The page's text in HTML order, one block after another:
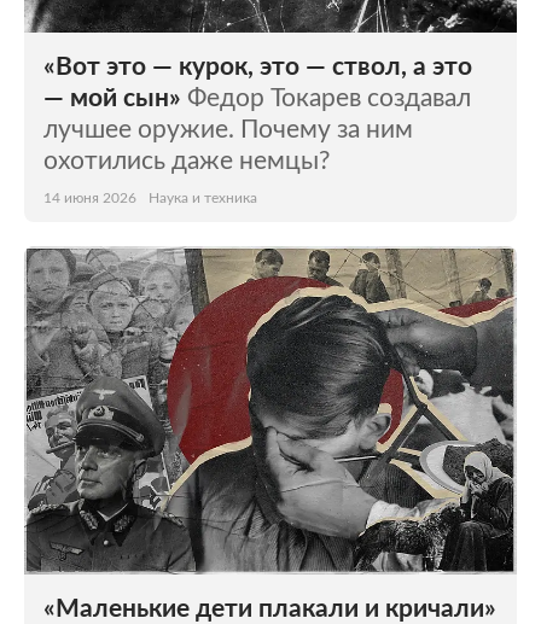
«Вот это — курок, это — ствол, а это
— мой сын» Федор Токарев создавал
лучшее оружие. Почему за ним
охотились даже немцы?
14 июня 2026 Наука и техника
«Маленькие дети плакали и кричали»